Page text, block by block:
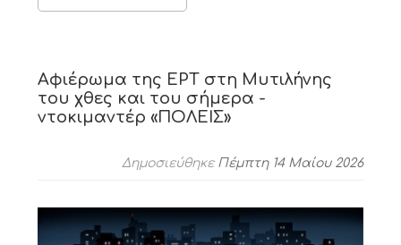
Αφιέρωμα της ΕΡΤ στη Μυτιλήνης
του χθες και του σήμερα -
ντοκιμαντέρ «ΠΟΛΕΙΣ»
Δημοσιεύθηκε Πέμπτη 14 Μαίου 2026